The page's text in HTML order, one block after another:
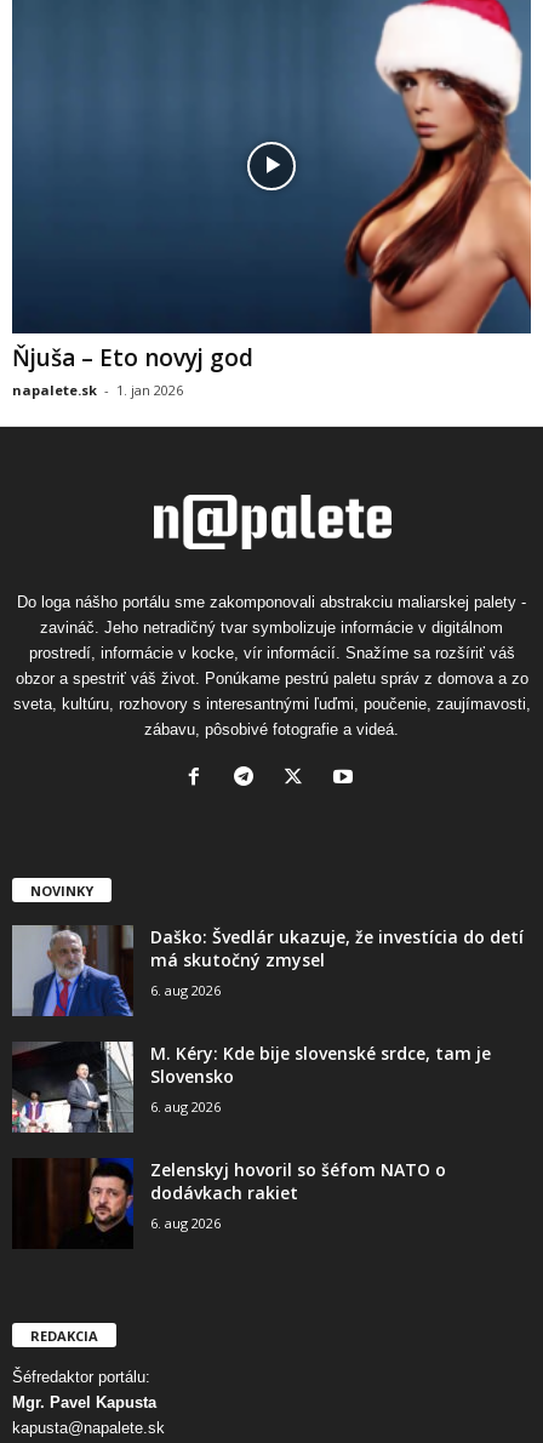
Ňjuša – Eto novyj god
napalete.sk - 1. jan 2026
Do loga nášho portálu sme zakomponovali abstrakciu maliarskej palety -
zavináč. Jeho netradičný tvar symbolizuje informácie v digitálnom
prostredí, informácie v kocke, vír informácií. Snažíme sa rozšíriť váš
obzor a spestriť váš život. Ponúkame pestrú paletu správ z domova a zo
sveta, kultúru, rozhovory s interesantnými ľuďmi, poučenie, zaujímavosti,
zábavu, pôsobivé fotografie a videá.
NOVINKY
Daško: Švedlár ukazuje, že investícia do detí
má skutočný zmysel
6. aug 2026
M. Kéry: Kde bije slovenské srdce, tam je
Slovensko
6. aug 2026
Zelenskyj hovoril so šéfom NATO o
dodávkach rakiet
6. aug 2026
REDAKCIA
Šéfredaktor portálu:
Mgr. Pavel Kapusta
kapusta@napalete.sk